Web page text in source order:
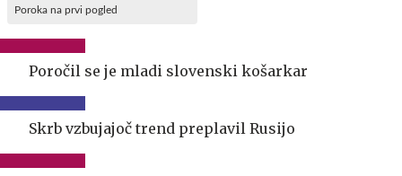
Poroka na prvi pogled
Poročil se je mladi slovenski košarkar
Skrb vzbujajoč trend preplavil Rusijo